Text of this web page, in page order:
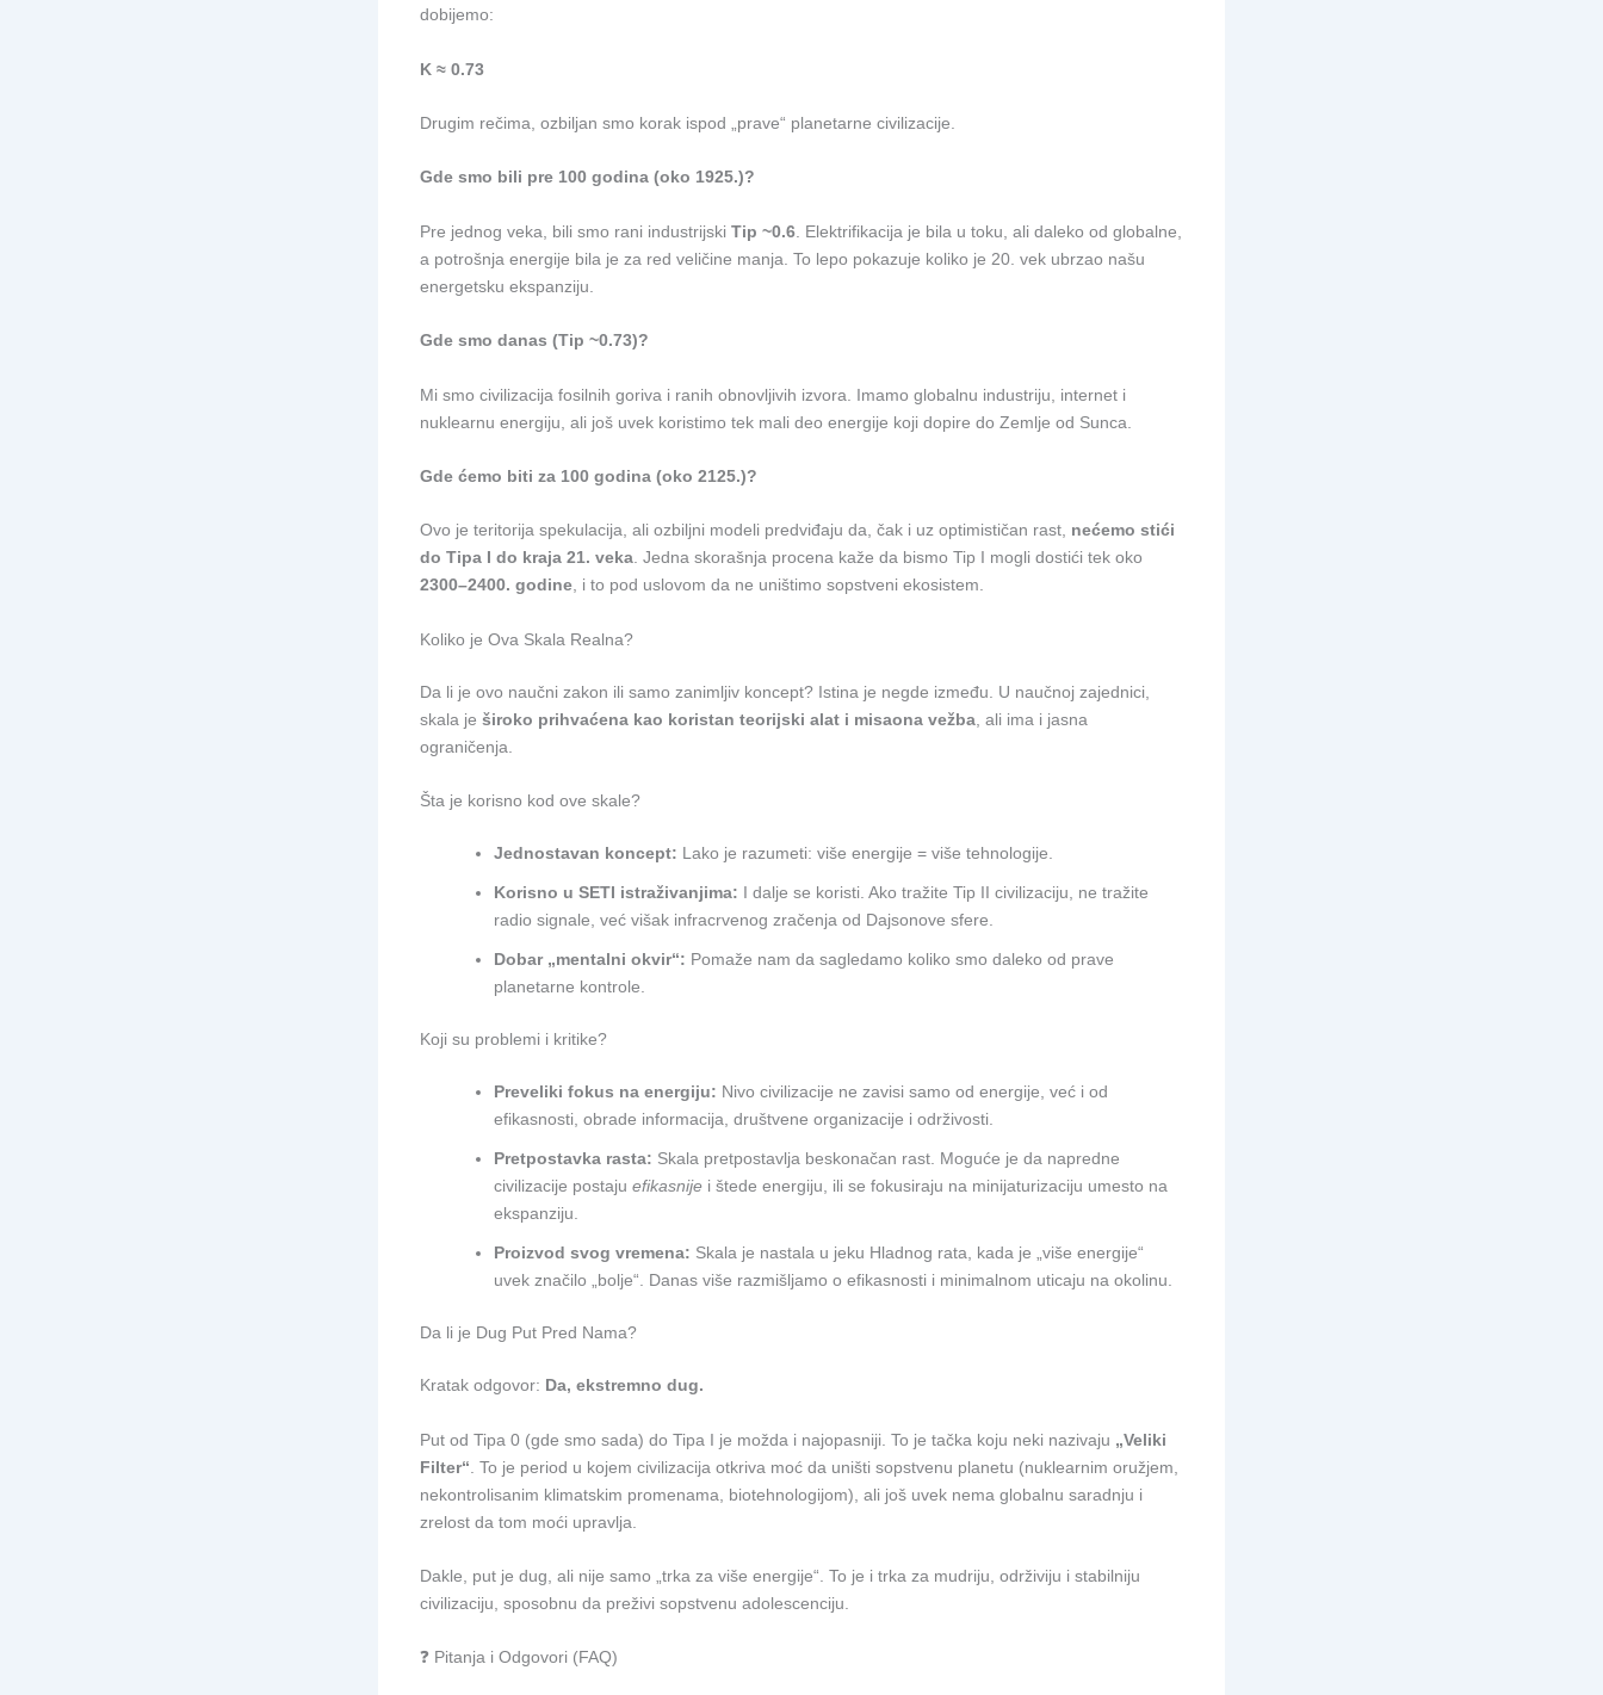
dobijemo:
K ≈ 0.73
Drugim rečima, ozbiljan smo korak ispod „prave“ planetarne civilizacije.
Gde smo bili pre 100 godina (oko 1925.)?
Pre jednog veka, bili smo rani industrijski Tip ~0.6 . Elektrifikacija je bila u toku, ali daleko od globalne,
a potrošnja energije bila je za red veličine manja. To lepo pokazuje koliko je 20. vek ubrzao našu
energetsku ekspanziju.
Gde smo danas (Tip ~0.73)?
Mi smo civilizacija fosilnih goriva i ranih obnovljivih izvora. Imamo globalnu industriju, internet i
nuklearnu energiju, ali još uvek koristimo tek mali deo energije koji dopire do Zemlje od Sunca.
Gde ćemo biti za 100 godina (oko 2125.)?
Ovo je teritorija spekulacija, ali ozbiljni modeli predviđaju da, čak i uz optimističan rast, nećemo stići
do Tipa I do kraja 21. veka. Jedna skorašnja procena kaže da bismo Tip I mogli dostići tek oko
2300–2400. godine, i to pod uslovom da ne uništimo sopstveni ekosistem.
Koliko je Ova Skala Realna?
Da li je ovo naučni zakon ili samo zanimljiv koncept? Istina je negde između. U naučnoj zajednici,
skala je široko prihvaćena kao koristan teorijski alat i misaona vežba , ali ima i jasna
ograničenja.
Šta je korisno kod ove skale?
Jednostavan koncept: Lako je razumeti: više energije = više tehnologije.
Korisno u SETI istraživanjima: I dalje se koristi. Ako tražite Tip II civilizaciju, ne tražite
radio signale, već višak infracrvenog zračenja od Dajsonove sfere.
Dobar „mentalni okvir“: Pomaže nam da sagledamo koliko smo daleko od prave
planetarne kontrole.
Koji su problemi i kritike?
Preveliki fokus na energiju: Nivo civilizacije ne zavisi samo od energije, već i od
efikasnosti, obrade informacija, društvene organizacije i održivosti.
Pretpostavka rasta: Skala pretpostavlja beskonačan rast. Moguće je da napredne
civilizacije postaju efikasnije i štede energiju, ili se fokusiraju na minijaturizaciju umesto na
ekspanziju.
Proizvod svog vremena: Skala je nastala u jeku Hladnog rata, kada je „više energije“
uvek značilo „bolje“. Danas više razmišljamo o efikasnosti i minimalnom uticaju na okolinu.
Da li je Dug Put Pred Nama?
Kratak odgovor: Da, ekstremno dug.
Put od Tipa 0 (gde smo sada) do Tipa I je možda i najopasniji. To je tačka koju neki nazivaju „Veliki
Filter“ . To je period u kojem civilizacija otkriva moć da uništi sopstvenu planetu (nuklearnim oružjem,
nekontrolisanim klimatskim promenama, biotehnologijom), ali još uvek nema globalnu saradnju i
zrelost da tom moći upravlja.
Dakle, put je dug, ali nije samo „trka za više energije“. To je i trka za mudriju, održiviju i stabilniju
civilizaciju, sposobnu da preživi sopstvenu adolescenciju.
❓ Pitanja i Odgovori (FAQ)